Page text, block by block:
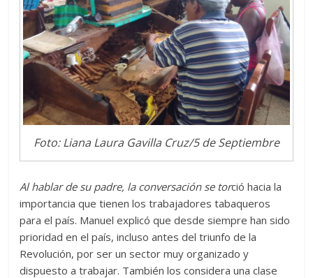
Foto: Liana Laura Gavilla Cruz/5 de Septiembre
Al hablar de su padre, la conversación se torció hacia la
importancia que tienen los trabajadores tabaqueros
para el país. Manuel explicó que desde siempre han sido
prioridad en el país, incluso antes del triunfo de la
Revolución, por ser un sector muy organizado y
dispuesto a trabajar. También los considera una clase